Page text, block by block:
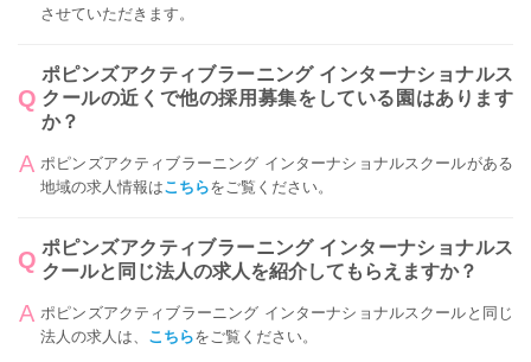
させていただきます。
ポピンズアクティブラーニング インターナショナルス
クールの近くで他の採用募集をしている園はあります
か？
ポピンズアクティブラーニング インターナショナルスクールがある
地域の求人情報はこちらをご覧ください。
ポピンズアクティブラーニング インターナショナルス
クールと同じ法人の求人を紹介してもらえますか？
ポピンズアクティブラーニング インターナショナルスクールと同じ
法人の求人は、 こちらをご覧ください。